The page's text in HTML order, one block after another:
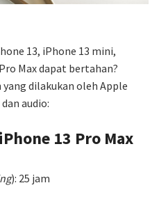
13, iPhone 13 mini,
Max dapat bertahan?
dilakukan oleh Apple
audio:
13 Pro Max
): 25 jam